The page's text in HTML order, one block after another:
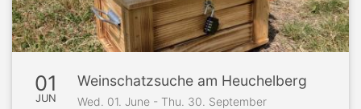
01
JUN
Weinschatzsuche am Heuchelberg
Wed. 01. June - Thu. 30. September